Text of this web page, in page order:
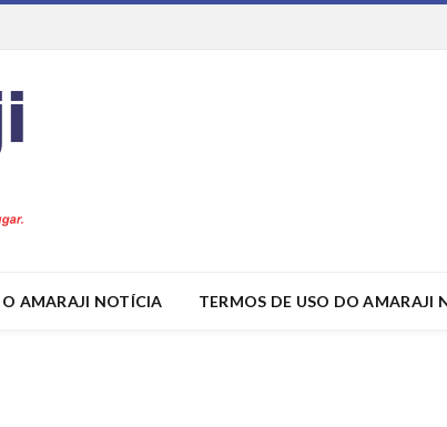
AMARAJI NOTÍCIA TERMOS DE USO DO AMARAJI